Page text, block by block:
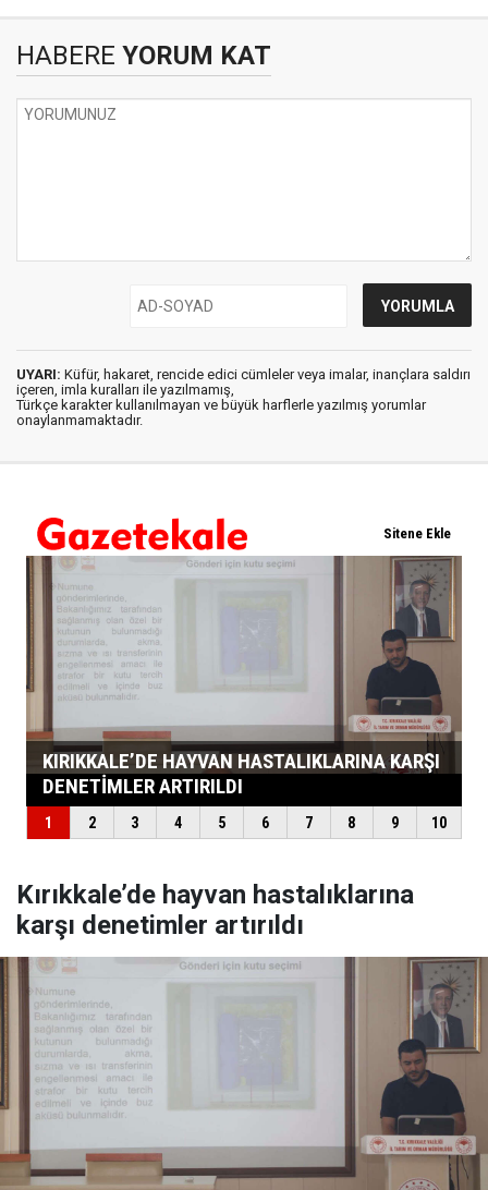
HABERE YORUM KAT
UYARI: Küfür, hakaret, rencide edici cümleler veya imalar, inançlara saldırı
içeren, imla kuralları ile yazılmamış,
Türkçe karakter kullanılmayan ve büyük harflerle yazılmış yorumlar
onaylanmamaktadır.
Kırıkkale’de hayvan hastalıklarına
karşı denetimler artırıldı